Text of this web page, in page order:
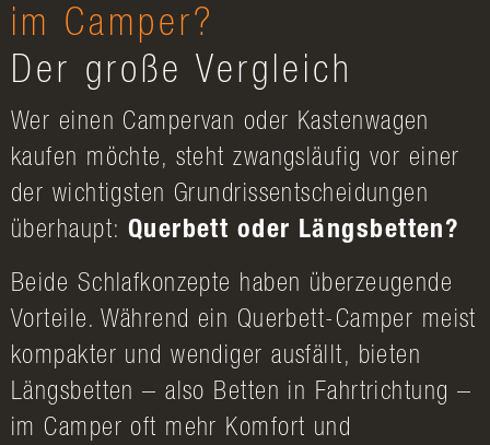
im Camper?
Der große Vergleich
Wer einen Campervan oder Kastenwagen
kaufen möchte, steht zwangsläufig vor einer
der wichtigsten Grundrissentscheidungen
überhaupt: Querbett oder Längsbetten?
Beide Schlafkonzepte haben überzeugende
Vorteile. Während ein Querbett-Camper meist
kompakter und wendiger ausfällt, bieten
Längsbetten – also Betten in Fahrtrichtung –
im Camper oft mehr Komfort und